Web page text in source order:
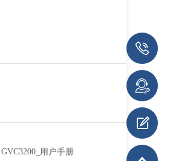
GVC3200_用户手册